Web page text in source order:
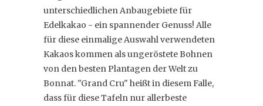
unterschiedlichen Anbaugebiete für
Edelkakao - ein spannender Genuss! Alle
für diese einmalige Auswahl verwendeten
Kakaos kommen als ungeröstete Bohnen
von den besten Plantagen der Welt zu
Bonnat. "Grand Cru" heißt in diesem Falle,
dass für diese Tafeln nur allerbeste